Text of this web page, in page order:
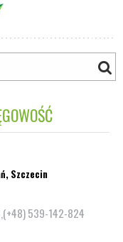
Szczecin
539-142-824